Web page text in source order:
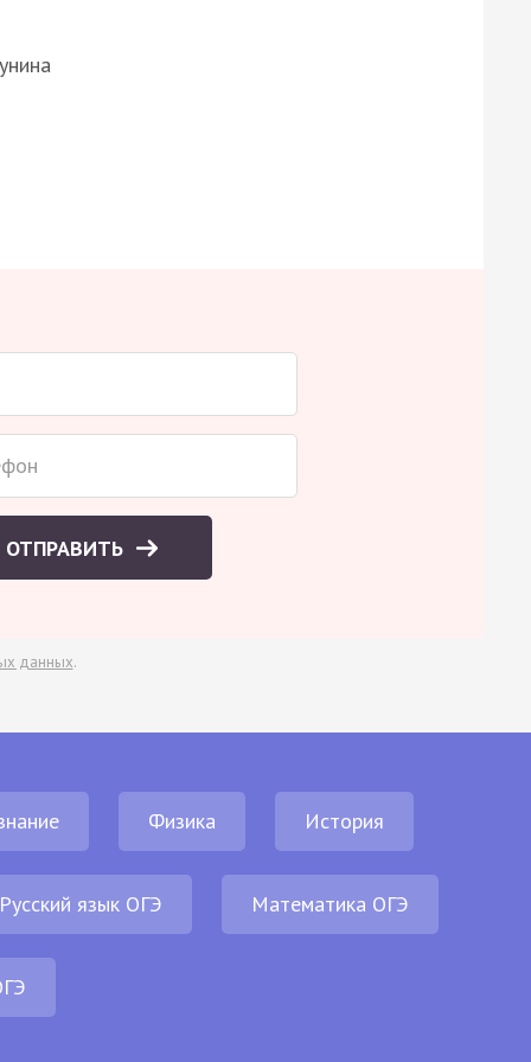
ОТПРАВИТЬ
данных.
Физика История
язык ОГЭ Математика ОГЭ